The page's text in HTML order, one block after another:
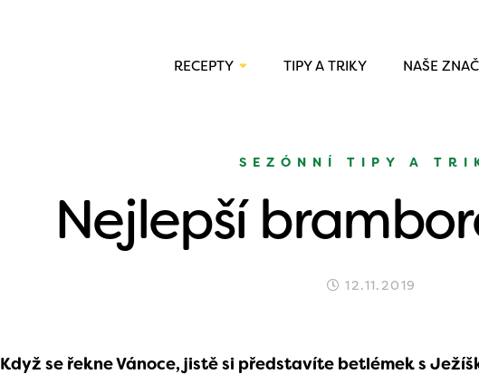
RECEPTY TIPY A TRIKY NAŠE
SEZÓNNÍ TIPY A
Nejlepší
12.11.2019
Když se řekne Vánoce, jistě si představíte betlémek s